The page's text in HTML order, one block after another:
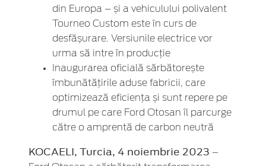
din Europa – și a vehiculului polivalent
Tourneo Custom este în curs de
desfășurare. Versiunile electrice vor
urma să intre în producție
Inaugurarea oficială sărbătorește
îmbunătățirile aduse fabricii, care
optimizează eficiența și sunt repere pe
drumul pe care Ford Otosan îl parcurge
către o amprentă de carbon neutră
KOCAELI, Turcia, 4 noiembrie 2023 –